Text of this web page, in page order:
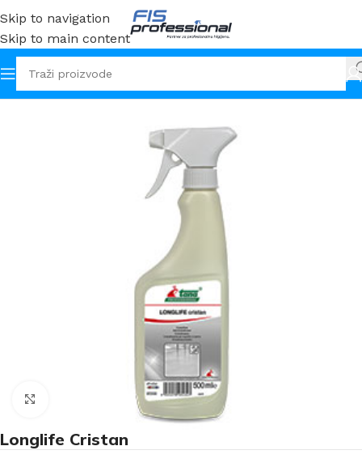
Skip to navigation
Skip to main content
Početna Sredstva
Klikni za uvećanje
Longlife Cristan